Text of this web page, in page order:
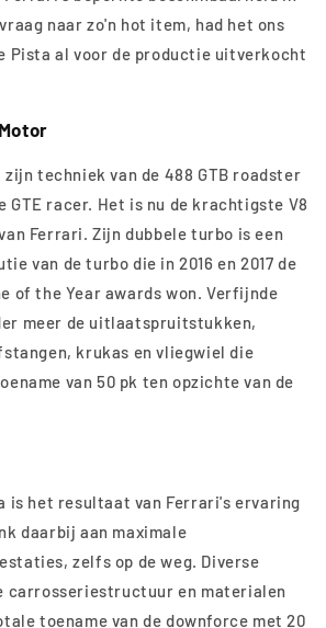
naar zo'n hot item, had het ons
Pista al voor de productie uitverkocht
Motor
techniek van de 488 GTB roadster
GTE racer. Het is nu de krachtigste V8
Ferrari. Zijn dubbele turbo is een
van de turbo die in 2016 en 2017 de
of the Year awards won. Verfijnde
meer de uitlaatspruitstukken,
krukas en vliegwiel die
van 50 pk ten opzichte van de
is het resultaat van Ferrari's ervaring
daarbij aan maximale
zelfs op de weg. Diverse
carrosseriestructuur en materialen
toename van de downforce met 20